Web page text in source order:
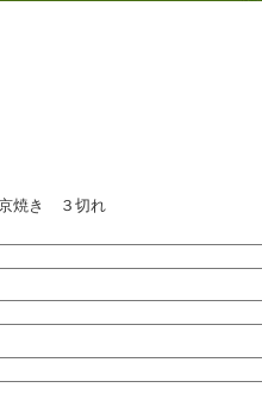
京焼き ３切れ